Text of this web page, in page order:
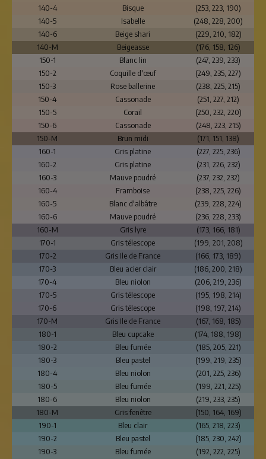
140-4
Bisque
(253, 223, 190)
140-5
Isabelle
(248, 228, 200)
140-6
Beige shari
(229, 210, 182)
140-M
Beigeasse
(176, 158, 126)
150-1
Blanc lin
(247, 239, 233)
150-2
Coquille d'œuf
(249, 235, 227)
150-3
Rose ballerine
(238, 225, 215)
150-4
Cassonade
(251, 227, 212)
150-5
Corail
(250, 232, 220)
150-6
Cassonade
(248, 223, 215)
150-M
Brun midi
(171, 151, 138)
160-1
Gris platine
(227, 225, 236)
160-2
Gris platine
(231, 226, 232)
160-3
Mauve poudré
(237, 232, 232)
160-4
Framboise
(238, 225, 226)
160-5
Blanc d'albâtre
(239, 228, 224)
160-6
Mauve poudré
(236, 228, 233)
160-M
Gris lyre
(173, 166, 181)
170-1
Gris télescope
(199, 201, 208)
170-2
Gris Ile de France
(166, 173, 189)
170-3
Bleu acier clair
(186, 200, 218)
170-4
Bleu niolon
(206, 219, 236)
170-5
Gris télescope
(195, 198, 214)
170-6
Gris télescope
(198, 197, 214)
170-M
Gris Ile de France
(167, 168, 185)
180-1
Bleu cupcake
(174, 188, 198)
180-2
Bleu fumée
(185, 205, 221)
180-3
Bleu pastel
(199, 219, 235)
180-4
Bleu niolon
(201, 225, 236)
180-5
Bleu fumée
(199, 221, 225)
180-6
Bleu niolon
(219, 233, 235)
180-M
Gris fenêtre
(150, 164, 169)
190-1
Bleu clair
(165, 218, 223)
190-2
Bleu pastel
(185, 230, 242)
190-3
Bleu fumée
(192, 222, 225)